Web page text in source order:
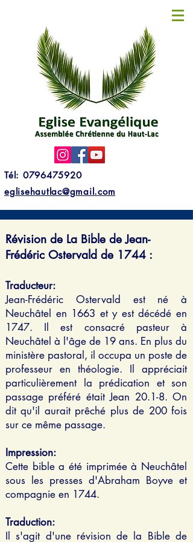
Tél: 0796475920
eglisehautlac@gmail.com
Révision de La Bible de Jean-
Frédéric Ostervald de 1744 :
Traducteur:
Jean-Frédéric Ostervald est né à
Neuchâtel en 1663 et y est décédé en
1747. Il est consacré pasteur à
Neuchâtel à l'âge de 19 ans. En plus du
ministère pastoral, il occupa un poste de
professeur en théologie. Il appréciait
particulièrement la prédication et son
passage préféré était Jean 20.1-8. On
dit qu'il aurait prêché plus de 200 fois
sur ce même passage.
Impression:
Cette bible a été imprimée à Neuchâtel
sous les presses d'Abraham Boyve et
compagnie en 1744.
Traduction:
Il s'agit d'une révision de la Bible de